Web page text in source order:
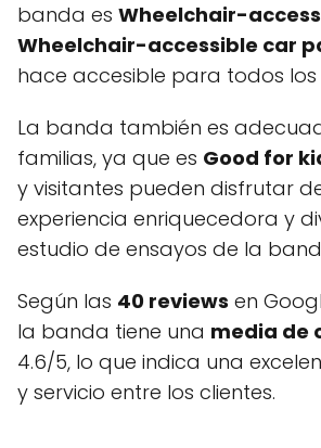
banda es Wheelchair-
Wheelchair-accessible car
hace accesible para todos los
La banda también es
familias, ya que es Good for
y visitantes pueden disfrutar
experiencia enriquecedora y
estudio de ensayos de la
Según las 40 reviews en
la banda tiene una media de
4.6/5, lo que indica una
y servicio entre los clientes.